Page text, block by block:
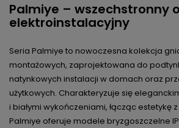
Palmiye – wszechstronny
elektroinstalacyjny
Seria Palmiye to nowoczesna kolekcja
montażowych, zaprojektowana do
natynkowych instalacji w domach oraz
użytkowych. Charakteryzuje się
i białymi wykończeniami, łącząc estetykę
Palmiye oferuje modele bryzgoszczelne